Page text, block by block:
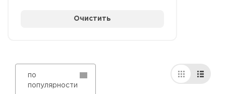
Очистить
по
популярности